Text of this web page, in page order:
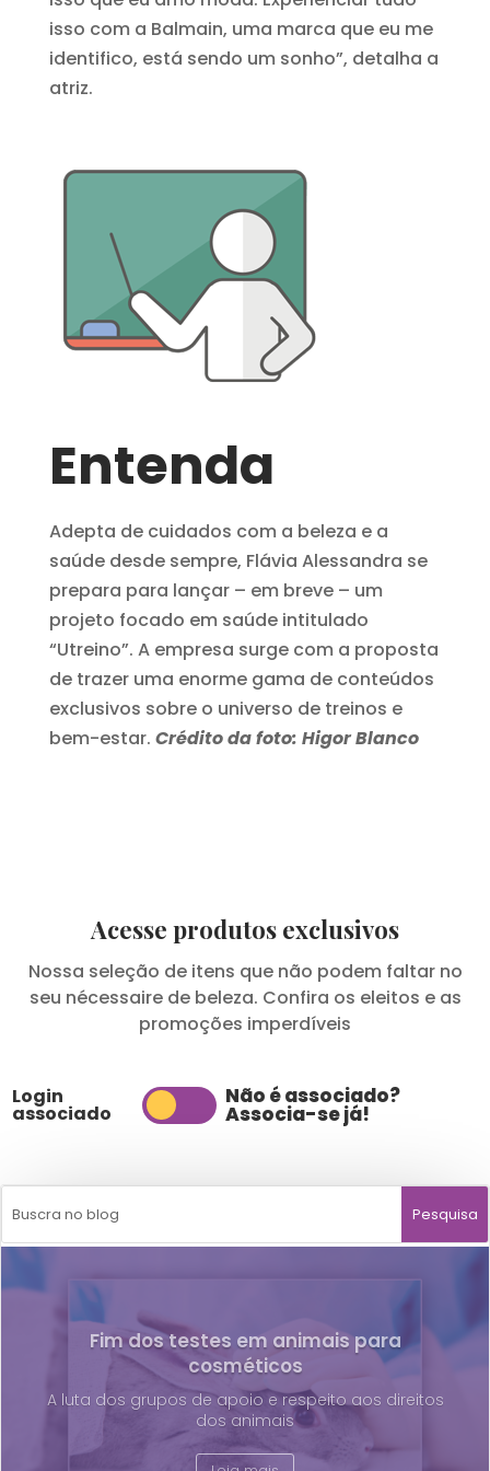
isso com a Balmain, uma marca que eu me
identifico, está sendo um sonho”, detalha a
atriz.
Entenda
Adepta de cuidados com a beleza e a
saúde desde sempre, Flávia Alessandra se
prepara para lançar – em breve – um
projeto focado em saúde intitulado
“Utreino”. A empresa surge com a proposta
de trazer uma enorme gama de conteúdos
exclusivos sobre o universo de treinos e
bem-estar. Crédito da foto: Higor Blanco
Acesse produtos exclusivos
Nossa seleção de itens que não podem faltar no
seu nécessaire de beleza. Confira os eleitos e as
promoções imperdíveis
Login
associado
Não é associado?
Associa-se já!
Fim dos testes em animais para
cosméticos
A luta dos grupos de apoio e respeito aos direitos
dos animais
Leia mais